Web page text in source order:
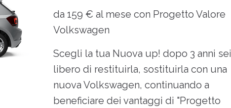
da 159 € al mese con Progetto Valore
Volkswagen
Scegli la tua Nuova up! dopo 3 anni sei
libero di restituirla, sostituirla con una
nuova Volkswagen, continuando a
beneficiare dei vantaggi di "Progetto